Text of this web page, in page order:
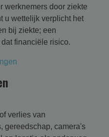
werknemers door ziekte
u wettelijk verplicht het
bij ziekte; een
financiële risico.
verlies van
gereedschap, camera's